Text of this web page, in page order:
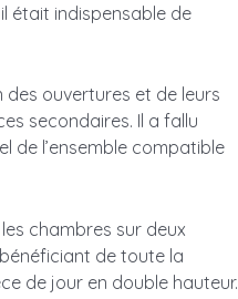
était indispensable de
des ouvertures et de leurs
secondaires. Il a fallu
de l’ensemble compatible
chambres sur deux
de toute la
de jour en double hauteur.